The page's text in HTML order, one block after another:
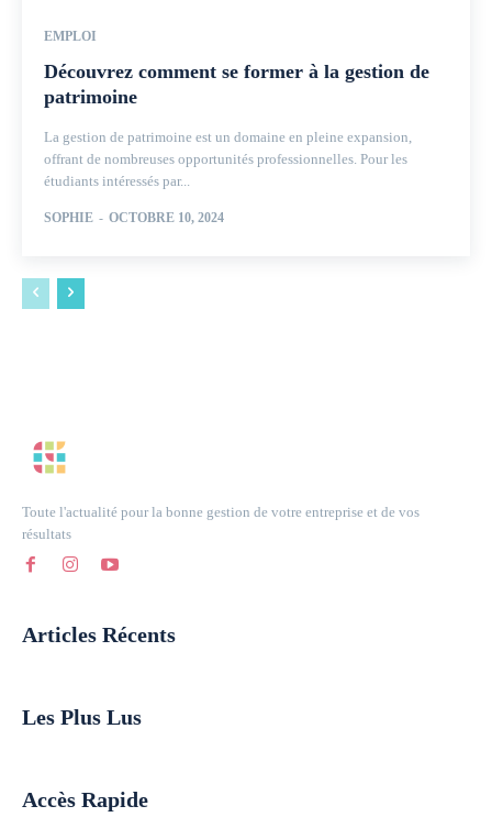
EMPLOI
Découvrez comment se former à la gestion de
patrimoine
La gestion de patrimoine est un domaine en pleine expansion,
offrant de nombreuses opportunités professionnelles. Pour les
étudiants intéressés par...
SOPHIE - OCTOBRE 10, 2024
Toute l'actualité pour la bonne gestion de votre entreprise et de vos
résultats
Articles Récents
Les Plus Lus
Accès Rapide